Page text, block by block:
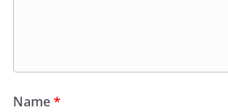
Name*